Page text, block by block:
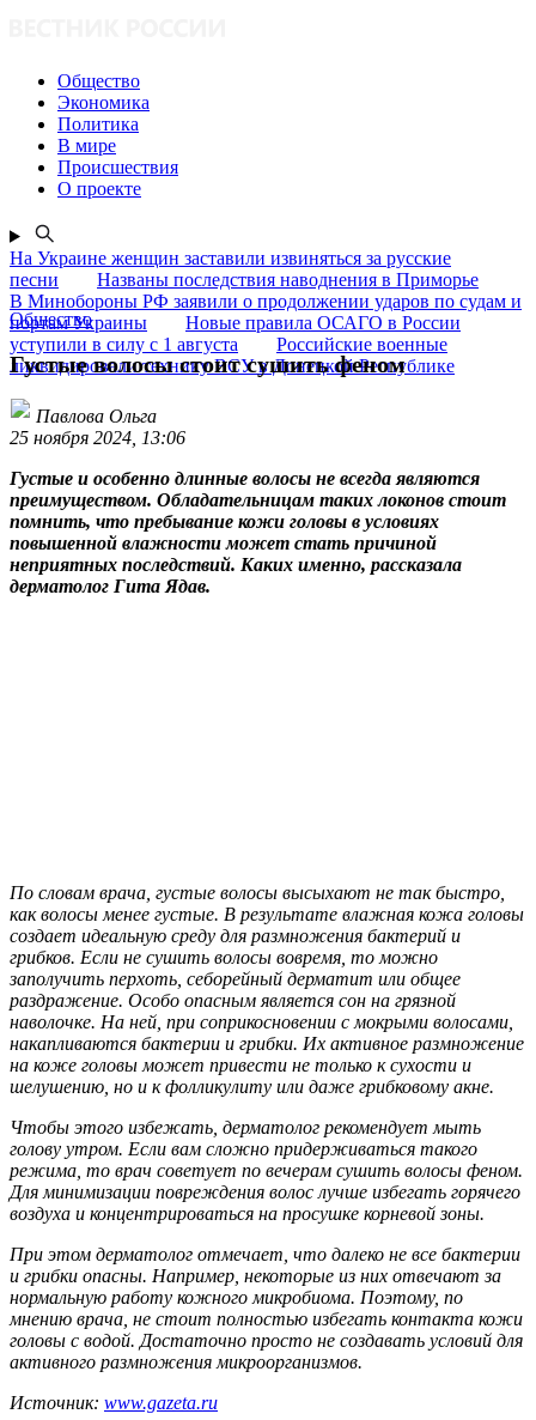
Общество
Экономика
Политика
В мире
Происшествия
О проекте
На Украине женщин заставили извиняться за русские
песни
Названы последствия наводнения в Приморье
В Минобороны РФ заявили о продолжении ударов по судам и
портам Украины
Новые правила ОСАГО в России
уступили в силу с 1 августа
Российские военные
ликвидировали технику ВСУ в Донецкой Республике
Общество
Густые волосы стоит сушить феном
Павлова Ольга
25 ноября 2024, 13:06
Густые и особенно длинные волосы не всегда являются
преимуществом. Обладательницам таких локонов стоит
помнить, что пребывание кожи головы в условиях
повышенной влажности может стать причиной
неприятных последствий. Каких именно, рассказала
дерматолог Гита Ядав.
По словам врача, густые волосы высыхают не так быстро,
как волосы менее густые. В результате влажная кожа головы
создает идеальную среду для размножения бактерий и
грибков. Если не сушить волосы вовремя, то можно
заполучить перхоть, себорейный дерматит или общее
раздражение. Особо опасным является сон на грязной
наволочке. На ней, при соприкосновении с мокрыми волосами,
накапливаются бактерии и грибки. Их активное размножение
на коже головы может привести не только к сухости и
шелушению, но и к фолликулиту или даже грибковому акне.
Чтобы этого избежать, дерматолог рекомендует мыть
голову утром. Если вам сложно придерживаться такого
режима, то врач советует по вечерам сушить волосы феном.
Для минимизации повреждения волос лучше избегать горячего
воздуха и концентрироваться на просушке корневой зоны.
При этом дерматолог отмечает, что далеко не все бактерии
и грибки опасны. Например, некоторые из них отвечают за
нормальную работу кожного микробиома. Поэтому, по
мнению врача, не стоит полностью избегать контакта кожи
головы с водой. Достаточно просто не создавать условий для
активного размножения микроорганизмов.
Источник: www.gazeta.ru